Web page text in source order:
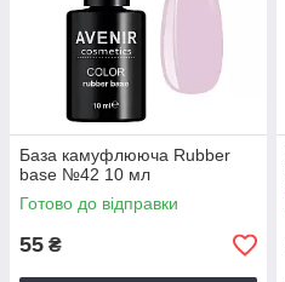
База камуфлююча Rubber
base №42 10 мл
Готово до відправки
55 ₴